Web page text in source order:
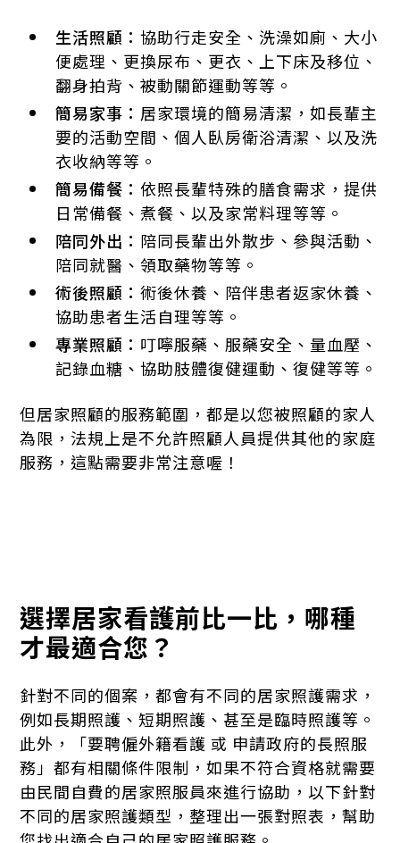
生活照顧：協助行走安全、洗澡如廁、大小
便處理、更換尿布、更衣、上下床及移位、
翻身拍背、被動關節運動等等。
簡易家事： 居家環境的簡易清潔，如長輩主
要的活動空間、個人臥房衛浴清潔、以及洗
衣收納等等。
簡易備餐：依照長輩特殊的膳食需求，提供
日常備餐、煮餐、以及家常料理等等。
陪同外出： 陪同長輩出外散步、參與活動、
陪同就醫、領取藥物等等。
術後照顧：術後休養、陪伴患者返家休養、
協助患者生活自理等等。
專業照顧： 叮嚀服藥、服藥安全、量血壓、
記錄血糖、協助肢體復健運動、復健等等。
但居家照顧的服務範圍，都是以您被照顧的家人
為限，法規上是不允許照顧人員提供其他的家庭
服務，這點需要非常注意喔！
選擇居家看護前比一比，哪種
才最適合您？
針對不同的個案，都會有不同的居家照護需求，
例如長期照護、短期照護、甚至是臨時照護等。
此外，「要聘僱外籍看護 或 申請政府的長照服
務」都有相關條件限制，如果不符合資格就需要
由民間自費的居家照服員來進行協助，以下針對
不同的居家照護類型，整理出一張對照表，幫助